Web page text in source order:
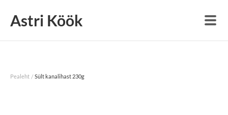
Astri Köök
Pealeht / Sült kanalihast 230g